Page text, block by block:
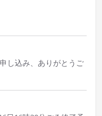
し込み、ありがとうご